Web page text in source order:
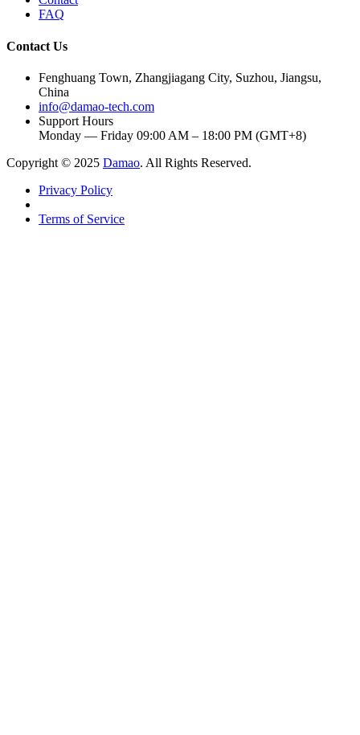
FAQ
Contact Us
Fenghuang Town, Zhangjiagang City, Suzhou, Jiangsu,
China
info@damao-tech.com
Support Hours
Monday — Friday 09:00 AM – 18:00 PM (GMT+8)
Copyright © 2025 Damao. All Rights Reserved.
Privacy Policy
Terms of Service